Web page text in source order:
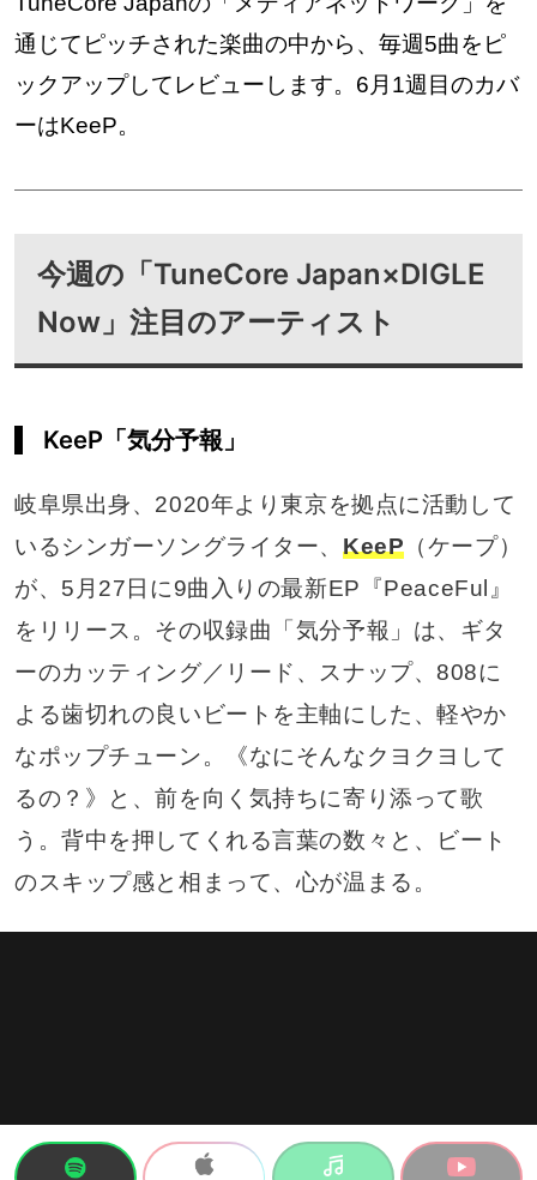
通じてピッチされた楽曲の中から、毎週5曲をピ
ックアップしてレビューします。6月1週目のカバ
ーはKeeP。
今週の「TuneCore Japan×DIGLE
Now」注目のアーティスト
KeeP「気分予報」
岐阜県出身、2020年より東京を拠点に活動して
いるシンガーソングライター、 KeeP （ケープ）
が、5月27日に9曲入りの最新EP『PeaceFul』
をリリース。その収録曲「気分予報」は、ギタ
ーのカッティング／リード、スナップ、808に
よる歯切れの良いビートを主軸にした、軽やか
なポップチューン。《なにそんなクヨクヨして
るの？》と、前を向く気持ちに寄り添って歌
う。背中を押してくれる言葉の数々と、ビート
のスキップ感と相まって、心が温まる。